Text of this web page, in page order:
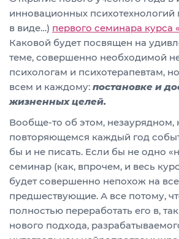
инновационных психотехнологий
в виде…) первого семинара курса
Каковой будет посвящен на
теме, совершенно необходимой
психологам и психотерапевтам,
всем и каждому: постановке и
жизненных целей.
Вообще-то об этом, незаурядном,
повторяющемся каждый год
бы и не писать. Если бы не одно
семинар (как, впрочем, и весь
будет совершенно непохож на
предшествующие. А все потому,
полностью переработать его в,
нового подхода,